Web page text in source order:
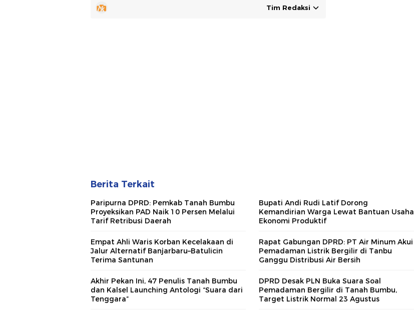
Tim Redaksi
Berita Terkait
Paripurna DPRD: Pemkab Tanah Bumbu
Proyeksikan PAD Naik 10 Persen Melalui
Tarif Retribusi Daerah
Bupati Andi Rudi Latif Dorong
Kemandirian Warga Lewat Bantuan Usaha
Ekonomi Produktif
Empat Ahli Waris Korban Kecelakaan di
Jalur Alternatif Banjarbaru–Batulicin
Terima Santunan
Rapat Gabungan DPRD: PT Air Minum Akui
Pemadaman Listrik Bergilir di Tanbu
Ganggu Distribusi Air Bersih
Akhir Pekan Ini, 47 Penulis Tanah Bumbu
dan Kalsel Launching Antologi “Suara dari
Tenggara”
DPRD Desak PLN Buka Suara Soal
Pemadaman Bergilir di Tanah Bumbu,
Target Listrik Normal 23 Agustus